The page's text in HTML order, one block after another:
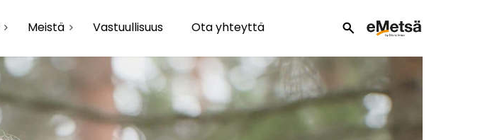
Meistä Vastuullisuus Ota yhteyttä search